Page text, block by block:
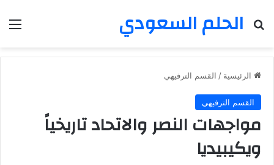
الحلم السعودي
بحث عن
الرئيسية / القسم الترفيهي
القسم الترفيهي
مواجهات النصر والاتحاد تاريخياً
ويكيبيديا